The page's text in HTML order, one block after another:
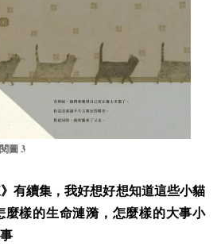
圖 3
有續集，我好想好想知道這些小貓
麼樣的生命漣漪，怎麼樣的大事小